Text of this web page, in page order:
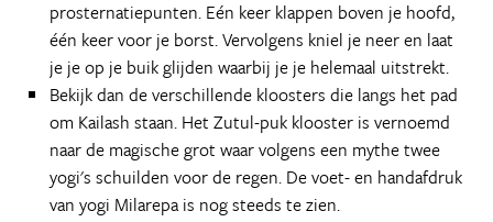
prosternatiepunten. Eén keer klappen boven je hoofd,
één keer voor je borst. Vervolgens kniel je neer en laat
je je op je buik glijden waarbij je je helemaal uitstrekt.
Bekijk dan de verschillende kloosters die langs het pad
om Kailash staan. Het Zutul-puk klooster is vernoemd
naar de magische grot waar volgens een mythe twee
yogi's schuilden voor de regen. De voet- en handafdruk
van yogi Milarepa is nog steeds te zien.